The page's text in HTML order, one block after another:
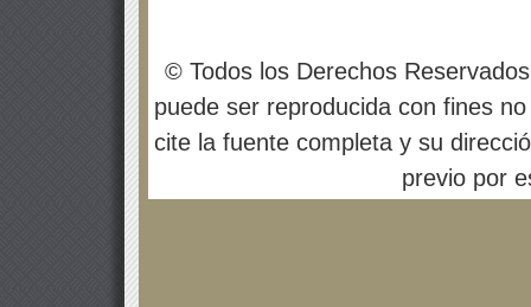
© Todos los Derechos
puede ser reproducida con fines
cite la fuente completa y su
previo por